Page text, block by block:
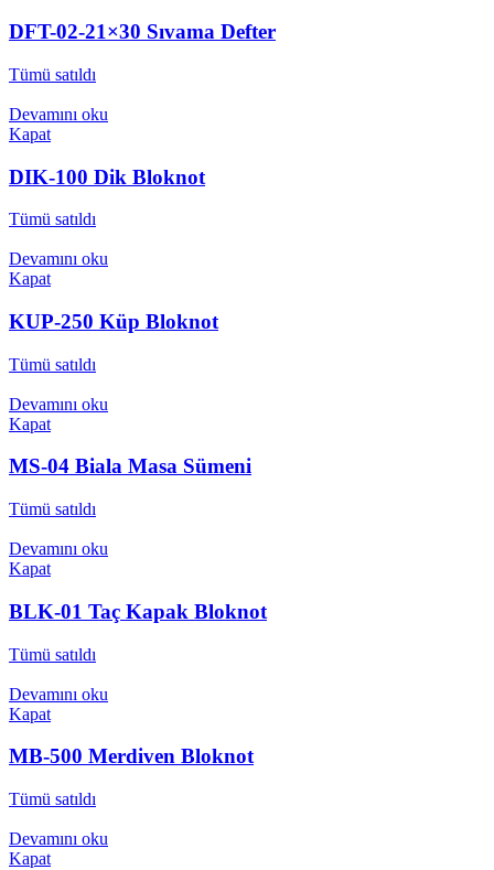
DFT-02-21×30 Sıvama Defter
Tümü satıldı
Devamını oku
Kapat
DIK-100 Dik Bloknot
Tümü satıldı
Devamını oku
Kapat
KUP-250 Küp Bloknot
Tümü satıldı
Devamını oku
Kapat
MS-04 Biala Masa Sümeni
Tümü satıldı
Devamını oku
Kapat
BLK-01 Taç Kapak Bloknot
Tümü satıldı
Devamını oku
Kapat
MB-500 Merdiven Bloknot
Tümü satıldı
Devamını oku
Kapat